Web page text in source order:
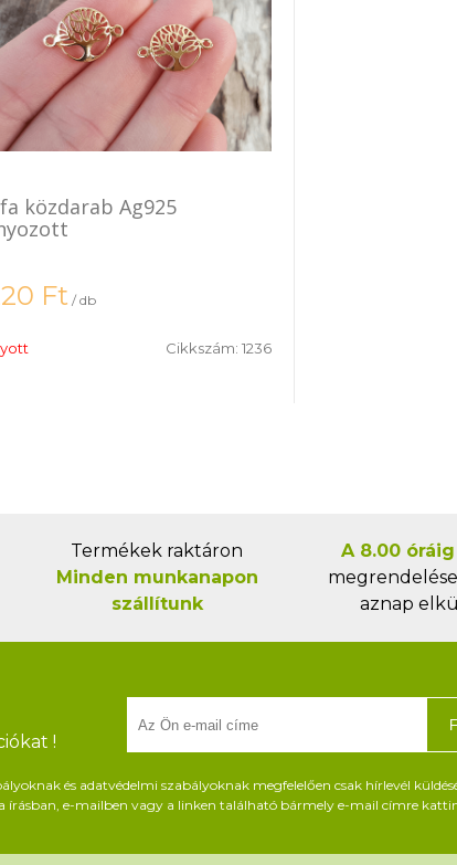
közdarab Ag925
Ft / db
Cikkszám: 1236
Termékek raktáron
Minden munkanapon
szállítunk
A 8.00 óráig
aznap
!
és adatvédelmi szabályoknak megfelelően csak hírlevél
írásban, e-mailben vagy a linken található bármely e-mail címre